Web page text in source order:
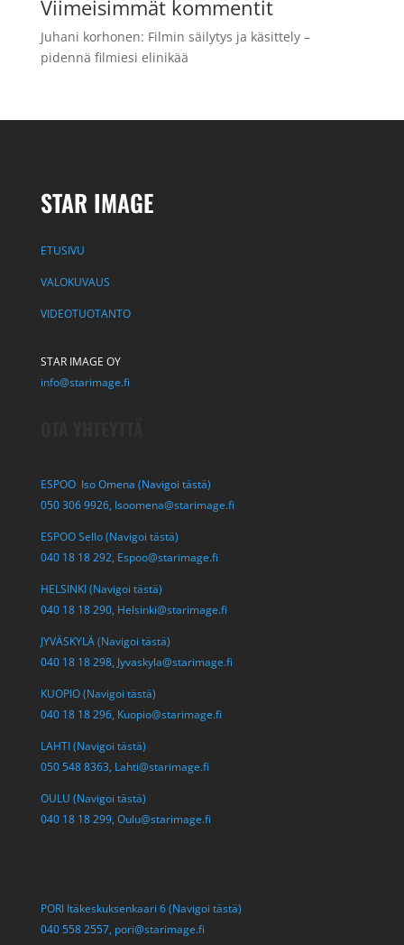
Viimeisimmät kommentit
Juhani korhonen: Filmin säilytys ja käsittely –
pidennä filmiesi elinikää
STAR IMAGE
ETUSIVU
VALOKUVAUS
VIDEOTUOTANTO
STAR IMAGE OY
info@starimage.fi
ESPOO Iso Omena (Navigoi tästä)
050 306 9926, Isoomena@starimage.fi
ESPOO Sello (Navigoi tästä)
040 18 18 292, Espoo@starimage.fi
HELSINKI (Navigoi tästä)
040 18 18 290, Helsinki@starimage.fi
JYVÄSKYLÄ (Navigoi tästä)
040 18 18 298, Jyvaskyla@starimage.fi
KUOPIO (Navigoi tästä)
040 18 18 296, Kuopio@starimage.fi
LAHTI (Navigoi tästä)
050 548 8363, Lahti@starimage.fi
OULU (Navigoi tästä)
040 18 18 299, Oulu@starimage.fi
PORI Itäkeskuksenkaari 6 (Navigoi tästä)
040 558 2557, pori@starimage.fi